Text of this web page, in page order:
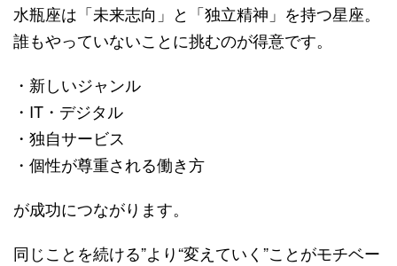
水瓶座は「未来志向」と「独立精神」を持つ星座。
誰もやっていないことに挑むのが得意です。
・新しいジャンル
・IT・デジタル
・独自サービス
・個性が尊重される働き方
が成功につながります。
同じことを続ける”より“変えていく”ことがモチベー